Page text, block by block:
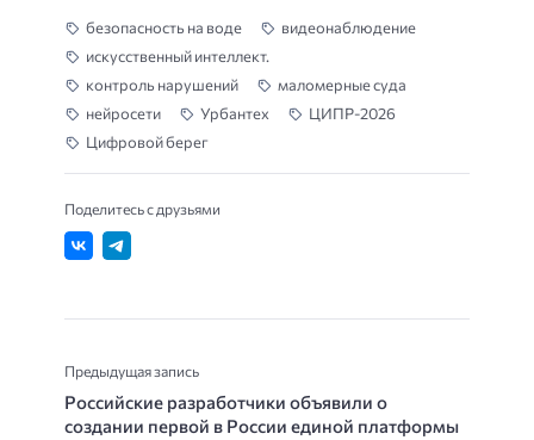
безопасность на воде
видеонаблюдение
искусственный интеллект.
контроль нарушений
маломерные суда
нейросети
Урбантех
ЦИПР-2026
Цифровой берег
Поделитесь с друзьями
Предыдущая запись
Российские разработчики объявили о
создании первой в России единой платформы